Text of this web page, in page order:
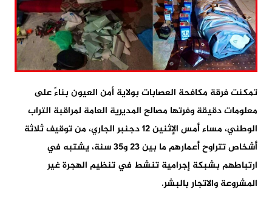
تمكنت فرقة مكافحة العصابات بولاية أمن العيون بناءً على
معلومات دقيقة وفرتها مصالح المديرية العامة لمراقبة التراب
الوطني، مساء أمس الإثنين 12 دجنبر الجاري، من توقيف ثلاثة
أشخاص تتراوح أعمارهم ما بين 23 و35 سنة، يشتبه في
ارتباطهم بشبكة إجرامية تنشط في تنظيم الهجرة غير
المشروعة والاتجار بالبشر.